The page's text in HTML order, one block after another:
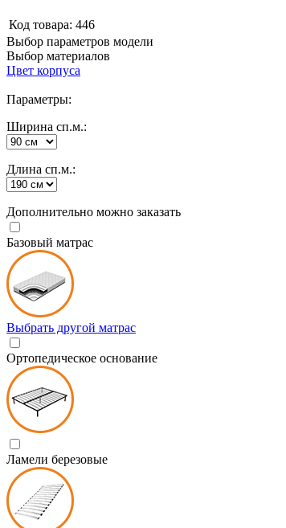
Код товара: 446
Выбор параметров модели
Выбор материалов
Цвет корпуса
Параметры:
Ширина сп.м.:
Длина сп.м.:
Дополнительно можно заказать
Базовый матрас
Выбрать другой матрас
Ортопедическое основание
Ламели березовые